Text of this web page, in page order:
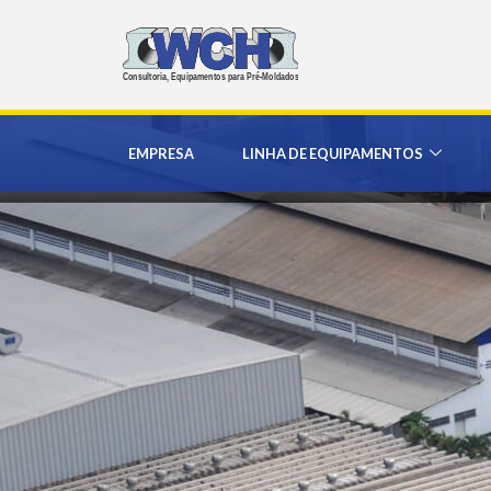
EMPRESA LINHA DE EQUIPAMENTOS